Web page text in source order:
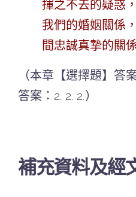
揮之不去的疑惑
我們的婚姻關係
間忠誠真摯的關
（本章【選擇題】
答案：2. 2. 2.）
補充資料及經